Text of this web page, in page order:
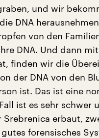
und wir
DNA
von den
DNA. Und dann
finden wir die
der DNA von den
ist. Das ist eine
ist es sehr schwer
Srebrenica erbaut,
forensisches